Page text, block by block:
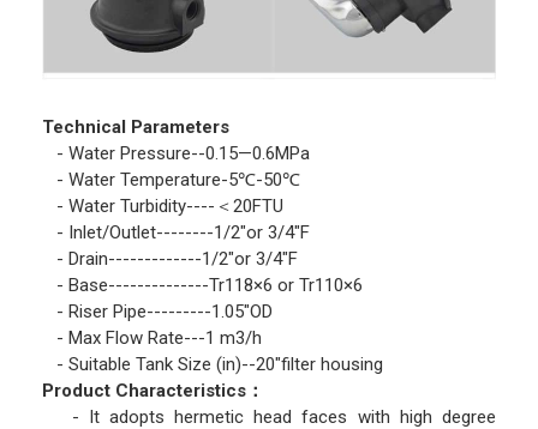
Technical Parameters
- Water Pressure--0.15—0.6MPa
- Water Temperature-5℃-50℃
- Water Turbidity----＜20FTU
- Inlet/Outlet--------1/2″or 3/4″F
- Drain-------------1/2″or 3/4″F
- Base--------------Tr118×6 or Tr110×6
- Riser Pipe---------1.05″OD
- Max Flow Rate---1 m3/h
- Suitable Tank Size (in)--20″filter housing
Product Characteristics：
- It adopts hermetic head faces with high degree